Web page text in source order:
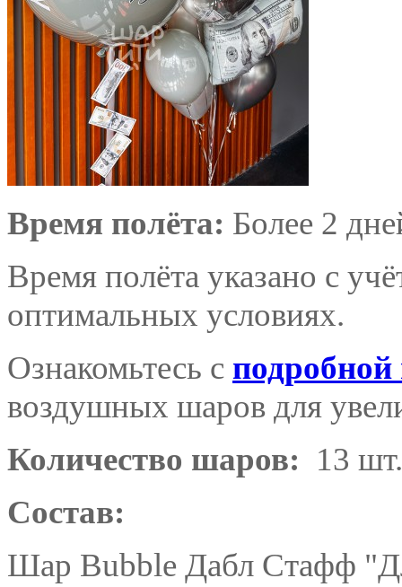
Время полёта: Более 2
Время полёта указано с
оптимальных условиях.
Ознакомьтесь с
воздушных шаров для
Количество шаров: 13 шт.
Состав:
Шар Bubble Дабл Стафф